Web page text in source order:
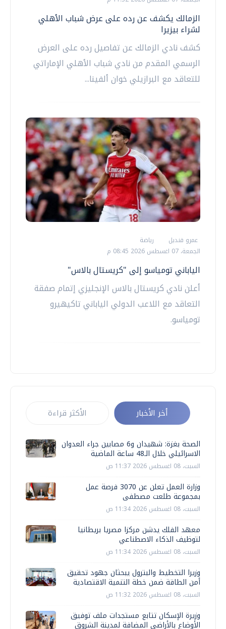
الزمالك يكشف عن رده على عرض شباب الأهلي
لشراء بيزيرا
كشف نادي الزمالك عن تفاصيل رده على العرض
الرسمي المقدم من نادي شباب الأهلي الإماراتي
للتعاقد مع البرازيلي خوان ألفينا...
عمرو قنديل
رياضة
الجمعة، 07 اغسطس 2026 08:45 م
الياباني تومياسو إلى "كريستال بالاس"
أعلن نادي كريستال بالاس الإنجليزي إتمام صفقة
التعاقد مع اللاعب الدولي الياباني تاكيهيرو
تومياسو.
أخر الأخبار الأكثر قراءة
الصحة بغزة: شهيدان و6 مصابين جراء العدوان
الاسرائيلي خلال الـ48 ساعة الماضية
السبت، 08 اغسطس 2026 11:37 ص
وزارة العمل تعلن عن 3070 فرصة عمل
بمجموعة طلعت مصطفى
السبت، 08 اغسطس 2026 11:34 ص
معهد الفلك يدشن مركزا مصريا بريطانيا
لتوظيف الذكاء الاصطناعي
السبت، 08 اغسطس 2026 11:34 ص
وزيرا التخطيط والبترول يبحثان جهود تحقيق
أمن الطاقة ضمن خطة التنمية الاقتصادية
السبت، 08 اغسطس 2026 11:32 ص
وزيرة الإسكان تتابع مستجدات ملف توفيق
الأوضاع بالأراضي المضافة لمدينة الشروق